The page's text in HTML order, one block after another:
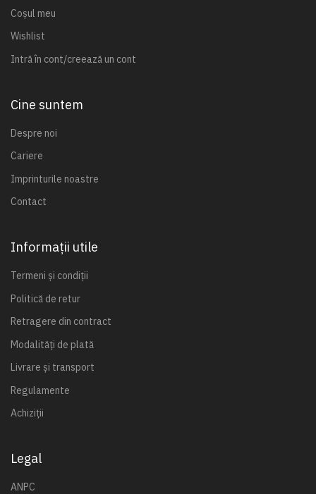
Coșul meu
Wishlist
Intră în cont/creează un cont
Cine suntem
Despre noi
Cariere
Imprinturile noastre
Contact
Informații utile
Termeni și condiții
Politică de retur
Retragere din contract
Modalități de plată
Livrare și transport
Regulamente
Achiziții
Legal
ANPC